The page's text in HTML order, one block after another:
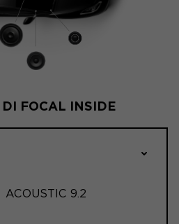
FOCAL INSIDE
ACOUSTIC 9.2